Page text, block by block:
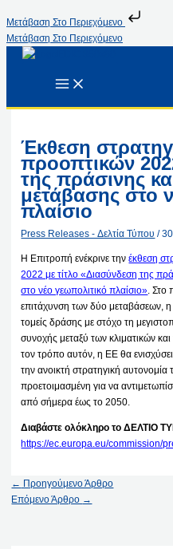
Μετάβαση Στο Περιεχόμενο
Μετάβαση Στο Περιεχόμενο
Έκθεση
προοπτικών
της πράσινης
μετάβασης στο
πλαίσιο
Press Releases - Δελτία Τύπου /
Η Επιτροπή ενέκρινε τηνέκθεση
2022 με τίτλο «Διασύνδεση της
στο νέο γεωπολιτικό πλαίσιο». Στο
επιτάχυνση των δύο μεταβάσεων, η
τομείς δράσης με στόχο τη
συνοχής μεταξύ των κλιματικών
τον τρόπο αυτόν, η ΕΕ θα
την ανοικτή στρατηγική αυτονομία
προετοιμασμένη για να
από σήμερα έως το 2050.
Διαβάστε ολόκληρο το ΔΕΛΤΙΟ
https://ec.europa.eu/commission/
← Προηγούμενο Άρθρο
Επόμενο Άρθρο →